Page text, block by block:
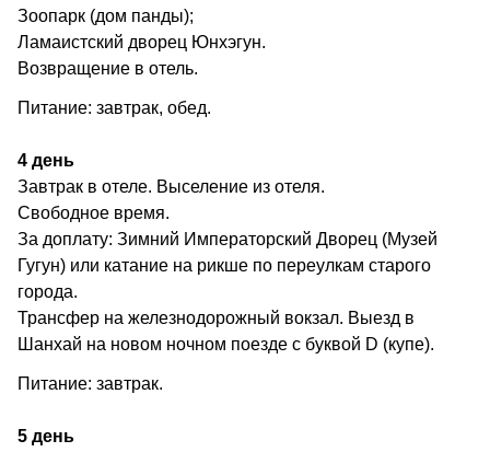
Зоопарк (дом панды);
Ламаистский дворец Юнхэгун.
Возвращение в отель.
Питание: завтрак, обед.
4 день
Завтрак в отеле. Выселение из отеля.
Свободное время.
За доплату: Зимний Императорский Дворец (Музей
Гугун) или катание на рикше по переулкам старого
города.
Трансфер на железнодорожный вокзал. Выезд в
Шанхай на новом ночном поезде с буквой D (купе).
Питание: завтрак.
5 день